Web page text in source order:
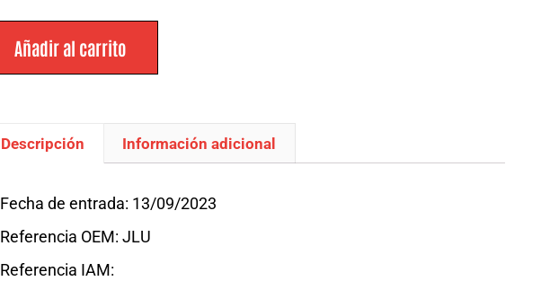
Añadir al carrito
Descripción Información adicional
Fecha de entrada: 13/09/2023
Referencia OEM: JLU
Referencia IAM: